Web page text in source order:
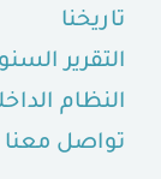
تاريخنا
التقرير
النظام
تواصل معنا